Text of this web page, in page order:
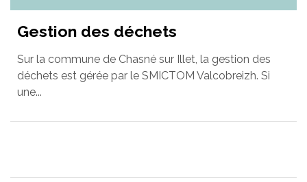
Gestion des déchets
Sur la commune de Chasné sur Illet, la gestion des
déchets est gérée par le SMICTOM Valcobreizh. Si
une...